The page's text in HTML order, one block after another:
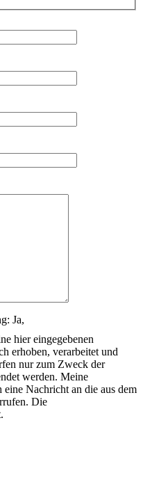
Ja,
hier eingegebenen
erhoben, verarbeitet und
nur zum Zweck der
werden. Meine
Nachricht an die aus dem
Die